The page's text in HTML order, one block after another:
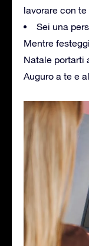
lavorare con
Sei una
Mentre
Natale portarti
Auguro a te e